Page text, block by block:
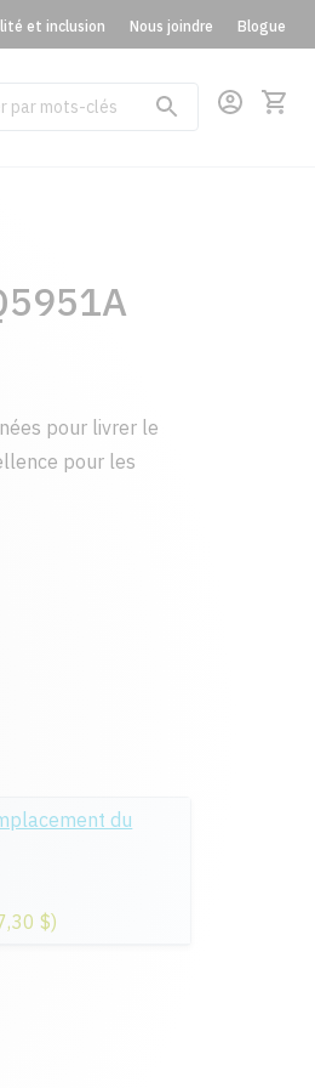
et inclusion Nous joindre Blogue
pour livrer le
pour les
du
$)